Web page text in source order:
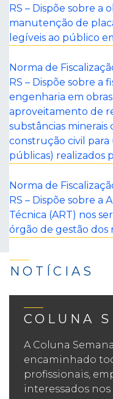
RS – Dispõe sobre a
manutenção de
legíveis ao público
Norma de
RS – Dispõe sobre a
engenharia em
aproveitamento de
substâncias
construção civil para
públicas) realizados
Norma de
RS – Dispõe sobre a
Técnica (ART) nos
órgão de gestão dos
NOTÍCIAS
COLUNA
A Coluna
encaminhado
profissionais,
interessados nos